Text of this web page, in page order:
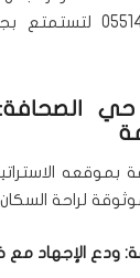
بموقعه
لراحة
ودع الإجهاد مع